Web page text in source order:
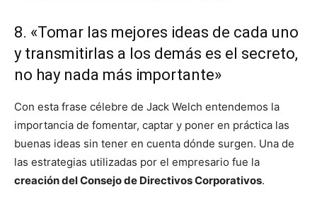
8. «Tomar las mejores ideas de cada uno
y transmitirlas a los demás es el secreto,
no hay nada más importante»
Con esta frase célebre de Jack Welch entendemos la
importancia de fomentar, captar y poner en práctica las
buenas ideas sin tener en cuenta dónde surgen. Una de
las estrategias utilizadas por el empresario fue la
creación del Consejo de Directivos Corporativos.